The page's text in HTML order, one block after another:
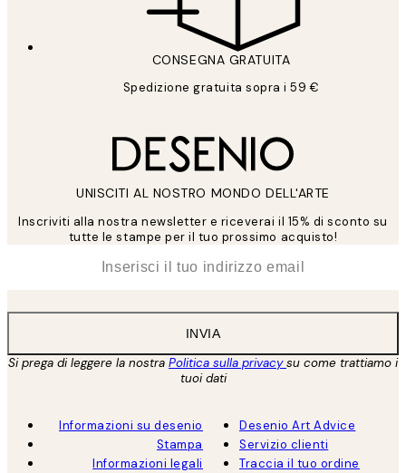
CONSEGNA GRATUITA
Spedizione gratuita sopra i 59 €
UNISCITI AL NOSTRO MONDO DELL'ARTE
Inscriviti alla nostra newsletter e riceverai il 15% di sconto su
tutte le stampe per il tuo prossimo acquisto!
INVIA
Si prega di leggere la nostra Politica sulla privacysu come trattiamo i
tuoi dati
Informazioni su desenio
Stampa
Informazioni legali
Desenio Art Advice
Servizio clienti
Traccia il tuo ordine